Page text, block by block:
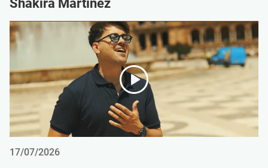
Shakira Martínez
17/07/2026